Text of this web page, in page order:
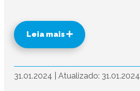
Leia mais
31.01.2024 Atualizado: 31.01.2024